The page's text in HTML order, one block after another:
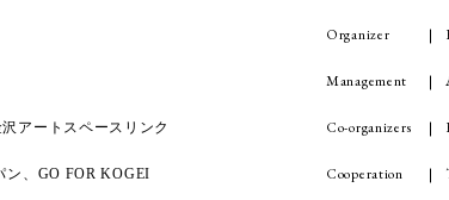
アートスペースリンク
ン、GO FOR KOGEI
Organizer
Management
Co-organizers
Cooperation